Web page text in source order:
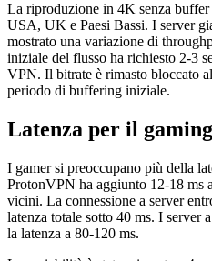
La riproduzione in 4K senza
USA, UK e Paesi Bassi. I server
mostrato una variazione di
iniziale del flusso ha richiesto 2-3
VPN. Il bitrate è rimasto bloccato
periodo di buffering iniziale.
Latenza per il gaming
I gamer si preoccupano più della
ProtonVPN ha aggiunto 12-18 ms
vicini. La connessione a server
latenza totale sotto 40 ms. I server
la latenza a 80-120 ms.